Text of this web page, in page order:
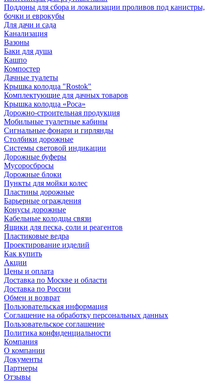
Поддоны для сбора и локализации проливов под канистры,
бочки и еврокубы
Для дачи и сада
Канализация
Вазоны
Баки для душа
Кашпо
Компостер
Дачные туалеты
Крышка колодца "Rostok"
Комплектующие для дачных товаров
Крышка колодца «Роса»
Дорожно-строительная продукция
Мобильные туалетные кабины
Сигнальные фонари и гирлянды
Столбики дорожные
Системы световой индикации
Дорожные буферы
Мусоросбросы
Дорожные блоки
Пункты для мойки колес
Пластины дорожные
Барьерные ограждения
Конусы дорожные
Кабельные колодцы связи
Ящики для песка, соли и реагентов
Пластиковые ведра
Проектирование изделий
Как купить
Акции
Цены и оплата
Доставка по Москве и области
Доставка по России
Обмен и возврат
Пользовательская информация
Соглашение на обработку персональных данных
Пользовательское соглашение
Политика конфиденциальности
Компания
О компании
Документы
Партнеры
Отзывы